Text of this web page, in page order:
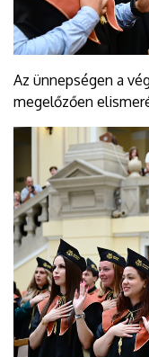
Az ünnepségen a
megelőzően